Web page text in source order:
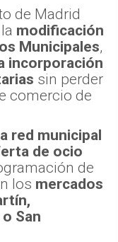
de Madrid
modificación
Municipales,
incorporación
sin perder
comercio de
red municipal
de ocio
de
los mercados
San